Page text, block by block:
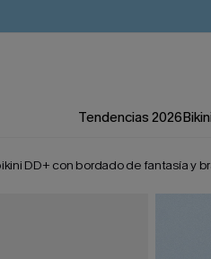
Tendencias 2026
DD+ con bordado de fantasía y